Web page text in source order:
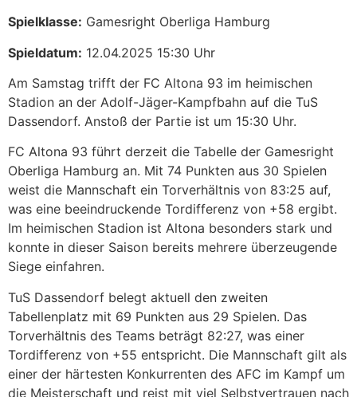
Spielklasse: Gamesright Oberliga Hamburg
Spieldatum: 12.04.2025 15:30 Uhr
Am Samstag trifft der FC Altona 93 im heimischen
Stadion an der Adolf-Jäger-Kampfbahn auf die TuS
Dassendorf. Anstoß der Partie ist um 15:30 Uhr.​
FC Altona 93 führt derzeit die Tabelle der Gamesright
Oberliga Hamburg an. Mit 74 Punkten aus 30 Spielen
weist die Mannschaft ein Torverhältnis von 83:25 auf,
was eine beeindruckende Tordifferenz von +58 ergibt.
Im heimischen Stadion ist Altona besonders stark und
konnte in dieser Saison bereits mehrere überzeugende
Siege einfahren.​
TuS Dassendorf belegt aktuell den zweiten
Tabellenplatz mit 69 Punkten aus 29 Spielen. Das
Torverhältnis des Teams beträgt 82:27, was einer
Tordifferenz von +55 entspricht. Die Mannschaft gilt als
einer der härtesten Konkurrenten des AFC im Kampf um
die Meisterschaft und reist mit viel Selbstvertrauen nach